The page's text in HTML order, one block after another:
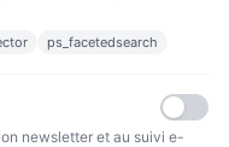
ps_facetedsearch
newsletter et au suivi e-